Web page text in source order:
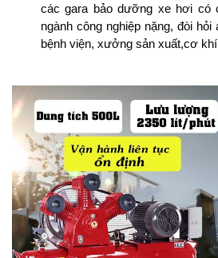
các gara bảo dưỡng xe hơi có
ngành công nghiệp nặng, đòi
bệnh viện, xưởng sản xuất,cơ